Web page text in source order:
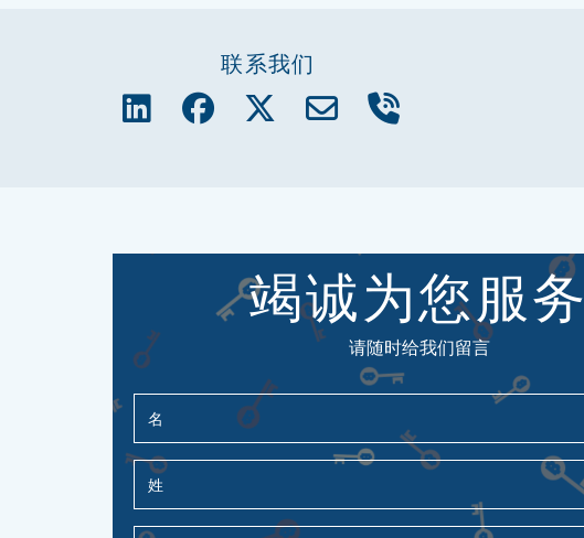
联系我们
竭诚为您服务
请随时给我们留言